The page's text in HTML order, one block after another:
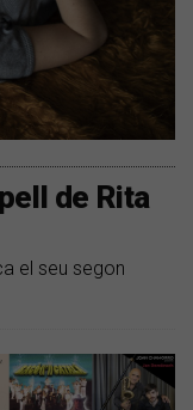
de Rita
el seu segon